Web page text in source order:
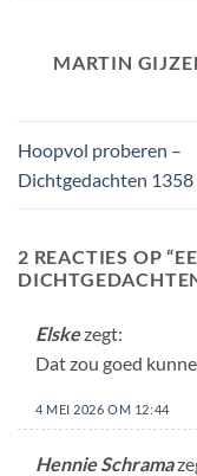
MARTIN
Hoopvol proberen –
Dichtgedachten 1358
2 REACTIES OP “
Elskezegt:
Dat zou goed
4 MEI 2026 OM 12:44
Hennie Schrama